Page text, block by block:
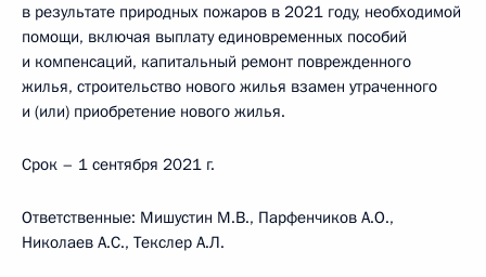
в результате природных пожаров в 2021 году, необходимой
помощи, включая выплату единовременных пособий
и компенсаций, капитальный ремонт поврежденного
жилья, строительство нового жилья взамен утраченного
и (или) приобретение нового жилья.
Срок – 1 сентября 2021 г.
Ответственные: Мишустин М.В., Парфенчиков А.О.,
Николаев А.С., Текслер А.Л.